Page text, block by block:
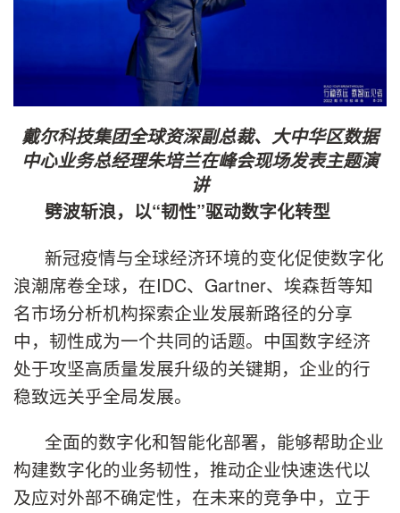
戴尔科技集团全球资深副总裁、大中华区数据
中心业务总经理朱培兰在峰会现场发表主题演
讲
劈波斩浪，以“韧性”驱动数字化转型
新冠疫情与全球经济环境的变化促使数字化
浪潮席卷全球，在IDC、Gartner、埃森哲等知
名市场分析机构探索企业发展新路径的分享
中，韧性成为一个共同的话题。中国数字经济
处于攻坚高质量发展升级的关键期，企业的行
稳致远关乎全局发展。
全面的数字化和智能化部署，能够帮助企业
构建数字化的业务韧性，推动企业快速迭代以
及应对外部不确定性，在未来的竞争中，立于